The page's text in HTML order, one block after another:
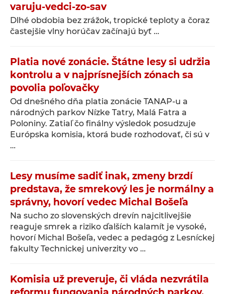
varuju-vedci-zo-sav
Dlhé obdobia bez zrážok, tropické teploty a čoraz
častejšie vlny horúčav začínajú byť …
Platia nové zonácie. Štátne lesy si udržia
kontrolu a v najprísnejších zónach sa
povolia poľovačky
Od dnešného dňa platia zonácie TANAP-u a
národných parkov Nízke Tatry, Malá Fatra a
Poloniny. Zatiaľ čo finálny výsledok posudzuje
Európska komisia, ktorá bude rozhodovať, či sú v
…
Lesy musíme sadiť inak, zmeny brzdí
predstava, že smrekový les je normálny a
správny, hovorí vedec Michal Bošeľa
Na sucho zo slovenských drevín najcitlivejšie
reaguje smrek a riziko ďalších kalamít je vysoké,
hovorí Michal Bošeľa, vedec a pedagóg z Lesníckej
fakulty Technickej univerzity vo …
Komisia už preveruje, či vláda nezvrátila